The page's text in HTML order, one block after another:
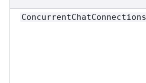
ConcurrentChatConnections